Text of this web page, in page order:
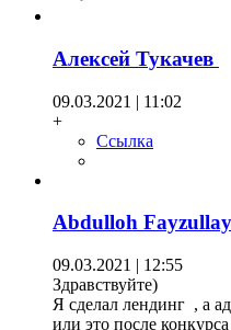
Алексей Тукачев
09.03.2021 | 11:02
+
Ссылка
Abdulloh
09.03.2021 | 12:55
Здравствуйте)
Я сделал лендинг , а
или это после